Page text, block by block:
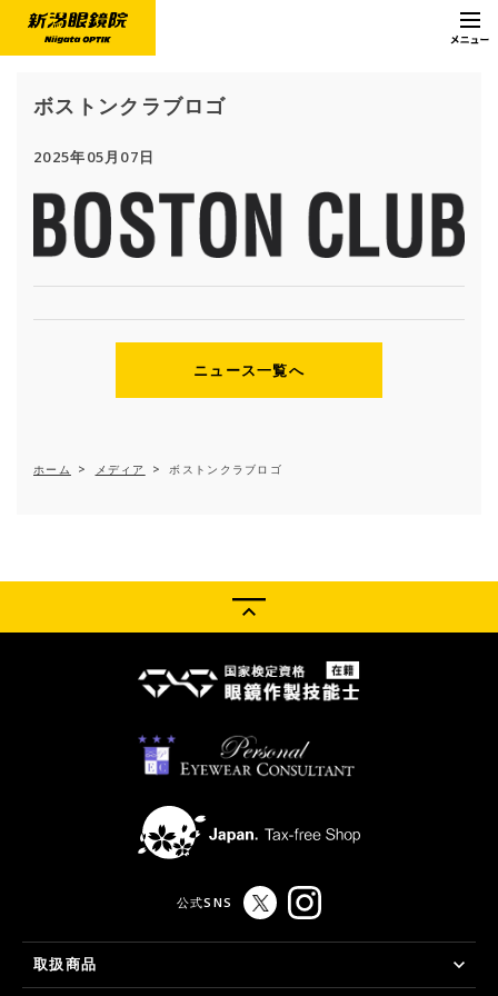
ボストンクラブロゴ
2025年05月07日
ニュース一覧へ
ホーム > メディア > ボストンクラブロゴ
公式SNS
取扱商品